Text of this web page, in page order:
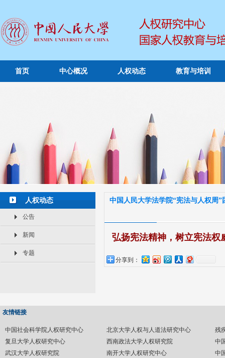
首页 中心概况 人权动态 教育与培训
人权动态
公告
新闻
专题
中国人民大学法学院“宪法与人权周”
弘扬宪法精神，树立宪法权
分享到：
友情链接
中国社会科学院人权研究中心 北京大学人权与人道法研究中心
残
复旦大学人权研究中心
西南政法大学人权研究院
中
武汉大学人权研究院
南开大学人权研究中心 中